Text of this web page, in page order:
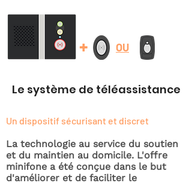
+ OU
Le système de téléassistance
Un dispositif sécurisant et discret
La technologie au service du soutien
et du maintien au domicile. L'offre
minifone a été conçue dans le but
d'améliorer et de faciliter le